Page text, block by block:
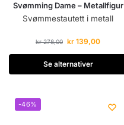
Svømming Dame – Metallfigur
Svømmestautett i metall
kr278,00 kr 139,00
Se alternativer
-46%